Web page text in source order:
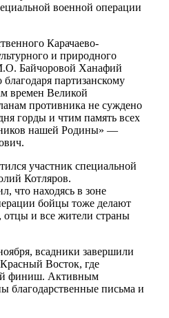
военной операции
Карачаево-
и природного
Байчоровой Ханафий
партизанскому
времен Великой
противника не суждено
горды и чтим память всех
нашей Родины» —
участник специальной
Котляров.
что находясь в зоне
бойцы тоже делают
отцы и все жители страны
всадники завершили
Восток, где
финиш. Активным
благодарственные письма и